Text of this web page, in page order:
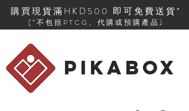
購買現貨滿HKD500 即可免費送貨*
(*不包括PTCG、代購或預購產品)
PIKABOX